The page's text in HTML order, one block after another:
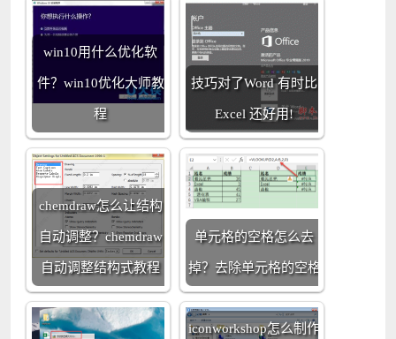
win10用什么优化软
件？win10优化大师教
程
技巧对了Word 有时比
Excel 还好用!
chemdraw怎么让结构
自动调整？chemdraw
自动调整结构式教程
单元格的空格怎么去
掉？去除单元格的空格
iconworkshop怎么制作